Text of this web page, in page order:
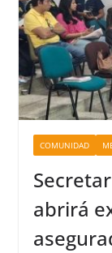
COMUNIDAD
abrirá